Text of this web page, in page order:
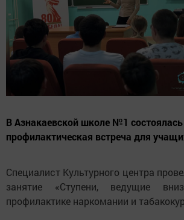
В Азнакаевской школе №1
профилактическая встреча для
Специалист Культурного центра
занятие «Ступени, ведущие
профилактике наркомании и